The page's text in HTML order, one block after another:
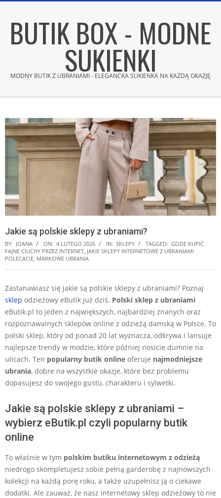
contentBUTIK BOX - MODNE
SUKIENKI
MODNY BUTIK Z UBRANIAMI - ELEGANCKA SUKIENKA NA KAŻDĄ OKAZJĘ
Menu
Jakie są polskie sklepy z ubraniami?
BY: JOANA ON: 4 LUTEGO 2026 IN: SKLEPY TAGGED: GDZIE KUPIĆ
FAJNE CIUCHY PRZEZ INTERNET JAKIE SKLEPY INTERNETOWE Z UBRANIAMI
POLECACIE MARKOWE UBRANIA
Zastanawiasz się jakie są polskie sklepy z ubraniami? Poznaj
sklep odzieżowy eButik już dziś. Polski sklep z ubraniami
eButik.pl to jeden z największych, najbardziej znanych oraz
rozpoznawalnych sklepów online z odzieżą damską w Polsce. To
polski sklep, który od ponad 20 lat wyznacza, odkrywa i lansuje
najlepsze trendy w modzie, które później nosicie dumnie na
ulicach. Ten popularny butik online oferuje najmodniejsze
ubrania, dobre na wszystkie okazje, które bez problemu
dopasujesz do swojego gustu, charakteru i sylwetki.
Jakie są polskie sklepy z ubraniami –
wybierz eButik.pl czyli popularny butik
online
To właśnie w tym polskim butiku internetowym z odzieżą
niedrogo skompletujesz sobie pełną garderobę z najnowszych
kolekcji na każdą porę roku, a także uzupełnisz ją o ciekawe
dodatki. Ale zauważ, że nasz internetowy sklep odzieżowy to nie